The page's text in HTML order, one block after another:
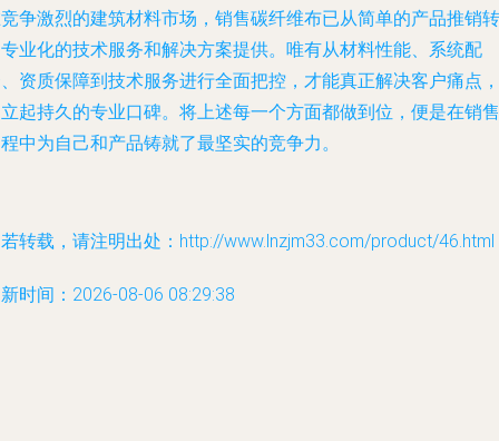
争激烈的建筑材料市场，销售碳纤维布已从简单的产品推销转
业化的技术服务和解决方案提供。唯有从材料性能、系统配
资质保障到技术服务进行全面把控，才能真正解决客户痛点，
起持久的专业口碑。将上述每一个方面都做到位，便是在销售
中为自己和产品铸就了最坚实的竞争力。
转载，请注明出处：http://www.lnzjm33.com/product/46.html
时间：2026-08-06 08:29:38